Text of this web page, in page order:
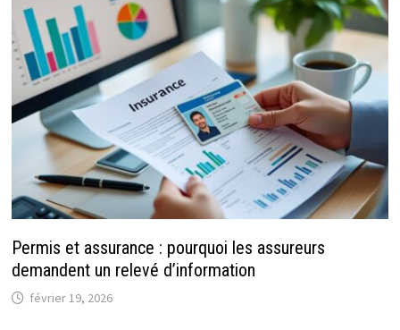
Permis et assurance : pourquoi les assureurs
demandent un relevé d’information
février 19, 2026